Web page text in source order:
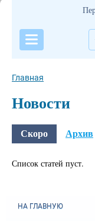
Главная
Новости
Скоро Архив
Список статей пуст.
НА ГЛАВНУЮ